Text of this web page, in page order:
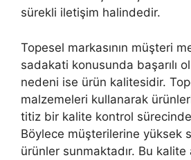
sürekli iletişim halindedir.
Topesel markasının müşteri
sadakati konusunda başarılı
nedeni ise ürün kalitesidir.
malzemeleri kullanarak
titiz bir kalite kontrol
Böylece müşterilerine yüksek
ürünler sunmaktadır. Bu kalite